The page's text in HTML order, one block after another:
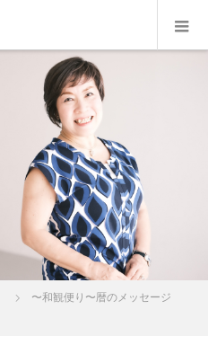
〜和観便り〜暦のメッセージ